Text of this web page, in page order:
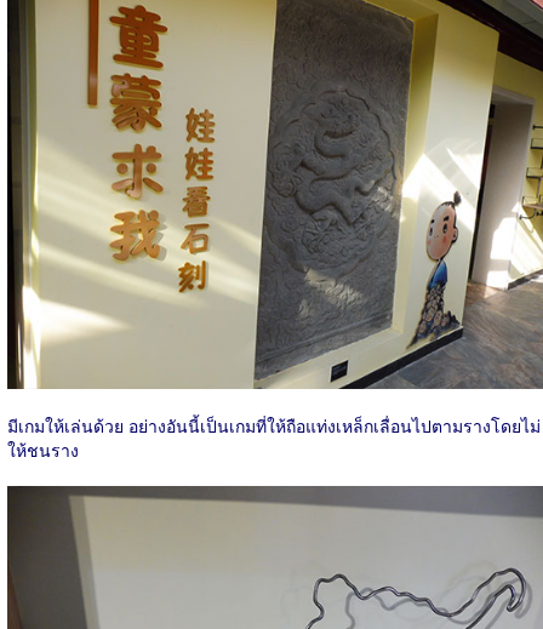
มีเกมให้เล่นด้วย อย่างอันนี้เป็นเกมที่ให้ถือแท่งเหล็กเลื่อนไปตามรางโดยไม่
ให้ชนราง